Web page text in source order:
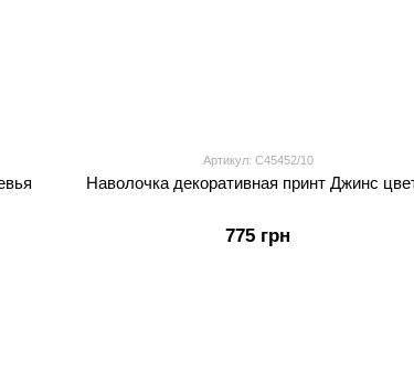
Артикул: С45452/10
Наволочка декоративная принт Джинс
775 грн